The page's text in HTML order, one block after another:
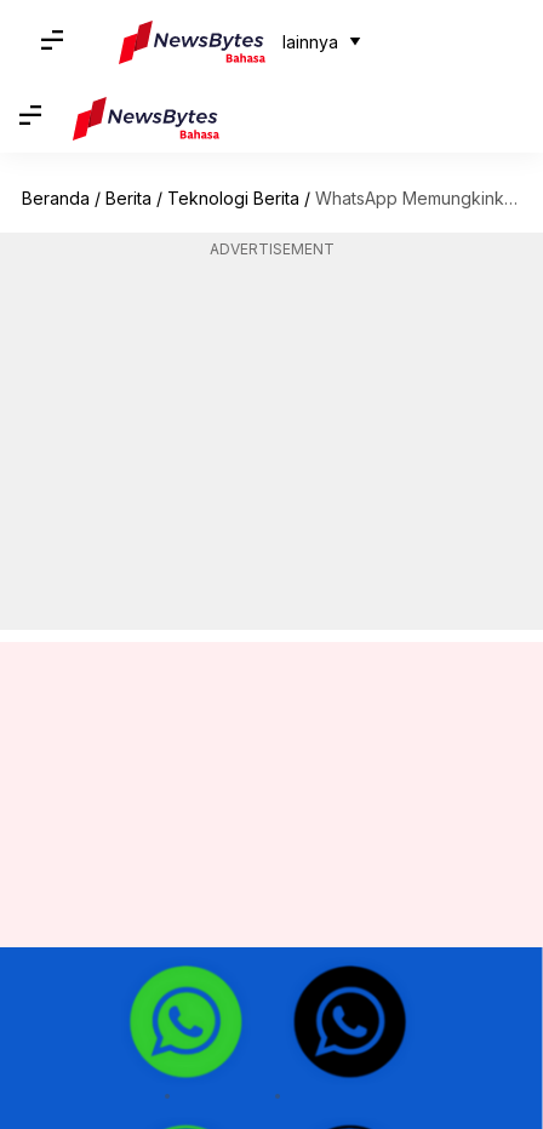
lainnya
Beranda / Berita / Teknologi Berita / WhatsApp Memungkinkan Pengguna Menjadwalkan Panggilan Grup: Cara Kerjanya
ADVERTISEMENT
WhatsApp Memungkinkan
Pengguna Menjadwalkan
Panggilan Grup: Cara Kerjanya